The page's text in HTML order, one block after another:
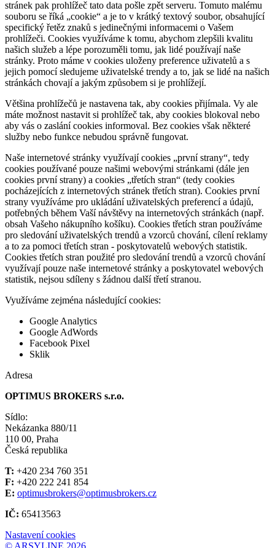
stránek pak prohlížeč tato data pošle zpět serveru. Tomuto malému
souboru se říká „cookie“ a je to v krátký textový soubor, obsahující
specifický řetěz znaků s jedinečnými informacemi o Vašem
prohlížeči. Cookies využíváme k tomu, abychom zlepšili kvalitu
našich služeb a lépe porozuměli tomu, jak lidé používají naše
stránky. Proto máme v cookies uloženy preference uživatelů a s
jejich pomocí sledujeme uživatelské trendy a to, jak se lidé na našich
stránkách chovají a jakým způsobem si je prohlížejí.
Většina prohlížečů je nastavena tak, aby cookies přijímala. Vy ale
máte možnost nastavit si prohlížeč tak, aby cookies blokoval nebo
aby vás o zaslání cookies informoval. Bez cookies však některé
služby nebo funkce nebudou správně fungovat.
Naše internetové stránky využívají cookies „první strany“, tedy
cookies používané pouze našimi webovými stránkami (dále jen
cookies první strany) a cookies „třetích stran“ (tedy cookies
pocházejících z internetových stránek třetích stran). Cookies první
strany využíváme pro ukládání uživatelských preferencí a údajů,
potřebných během Vaší návštěvy na internetových stránkách (např.
obsah Vašeho nákupního košíku). Cookies třetích stran používáme
pro sledování uživatelských trendů a vzorců chování, cílení reklamy
a to za pomoci třetích stran - poskytovatelů webových statistik.
Cookies třetích stran použité pro sledování trendů a vzorců chování
využívají pouze naše internetové stránky a poskytovatel webových
statistik, nejsou sdíleny s žádnou další třetí stranou.
Využíváme zejména následující cookies:
Google Analytics
Google AdWords
Facebook Pixel
Sklik
Adresa
OPTIMUS BROKERS s.r.o.
Sídlo:
Nekázanka 880/11
110 00, Praha
Česká republika
T: +420 234 760 351
F: +420 222 241 854
E: optimusbrokers@optimusbrokers.cz
IČ: 65413563
Nastavení cookies
© ARSYLINE 2026